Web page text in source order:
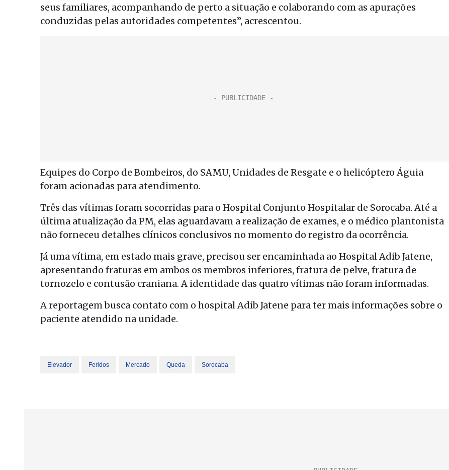
seus familiares, acompanhando de perto a situação e colaborando com as apurações
conduzidas pelas autoridades competentes”, acrescentou.
Equipes do Corpo de Bombeiros, do SAMU, Unidades de Resgate e o helicóptero Águia
foram acionadas para atendimento.
Três das vítimas foram socorridas para o Hospital Conjunto Hospitalar de Sorocaba. Até a
última atualização da PM, elas aguardavam a realização de exames, e o médico plantonista
não forneceu detalhes clínicos conclusivos no momento do registro da ocorrência.
Já uma vítima, em estado mais grave, precisou ser encaminhada ao Hospital Adib Jatene,
apresentando fraturas em ambos os membros inferiores, fratura de pelve, fratura de
tornozelo e contusão craniana. A identidade das quatro vítimas não foram informadas.
A reportagem busca contato com o hospital Adib Jatene para ter mais informações sobre o
paciente atendido na unidade.
Elevador Feridos Mercado Queda Sorocaba